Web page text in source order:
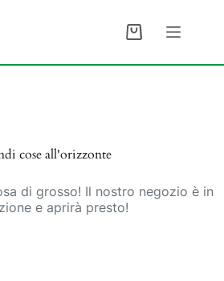
Carrello
cose all'orizzonte
di grosso! Il nostro negozio è in
e aprirà presto!